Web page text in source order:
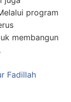
program
membangun